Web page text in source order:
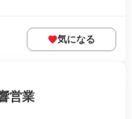
気になる
営業